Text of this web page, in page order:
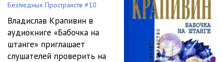
07:02
09 BABOCHKA 06:29
10 BABOCHKA 07:06
Безлюдных Пространств #10
Владислав Крапивин в
аудиокниге «Бабочка на
штанге» приглашает
слушателей проверить на